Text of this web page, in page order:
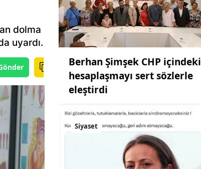
dolma
uyardı.
Berhan Şimşek CHP içindeki
hesaplaşmayı sert sözlerle
eleştirdi
Siyaset